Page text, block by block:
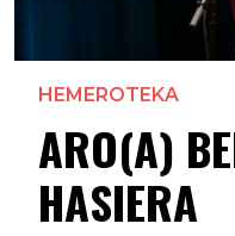
HEMEROTEKA
ARO(A)
HASIERA